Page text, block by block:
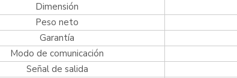
Dimensión
Peso neto
Garantía
Modo de comunicación
Señal de salida